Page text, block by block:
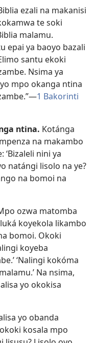
ezali na makanisi
te soki
malamu.
epai ya baoyo bazali
santu ekoki
Nsima ya
mpo okanga ntina
1 Bakorinti
ntina. Kotánga
na makambo
nini ya
natángi lisolo na ye?
na bomoi na
ozwa matomba
koyekola likambo
bomoi. Okoki
koyeba
‘Nalingi kokóma
Na nsima,
yo okokisa
yo obanda
kosala mpo